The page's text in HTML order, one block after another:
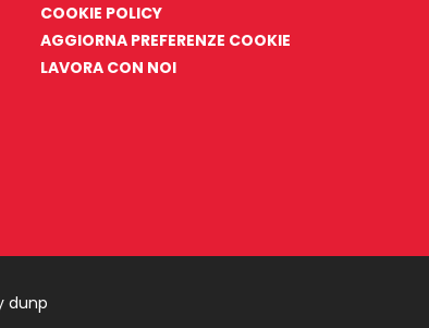
COOKIE POLICY
AGGIORNA PREFERENZE COOKIE
LAVORA CON NOI
dunp